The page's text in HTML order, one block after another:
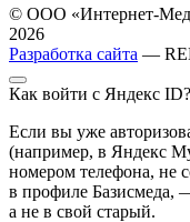
© ООО «Интернет-
2026
Разработка сайта —
Как войти с Яндекс ID?
Если вы уже
(например, в Яндекс
номером телефона,
в профиле Базисмеда,
а не в свой старый.